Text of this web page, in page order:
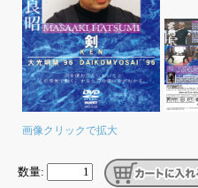
画像クリックで拡大
数量: